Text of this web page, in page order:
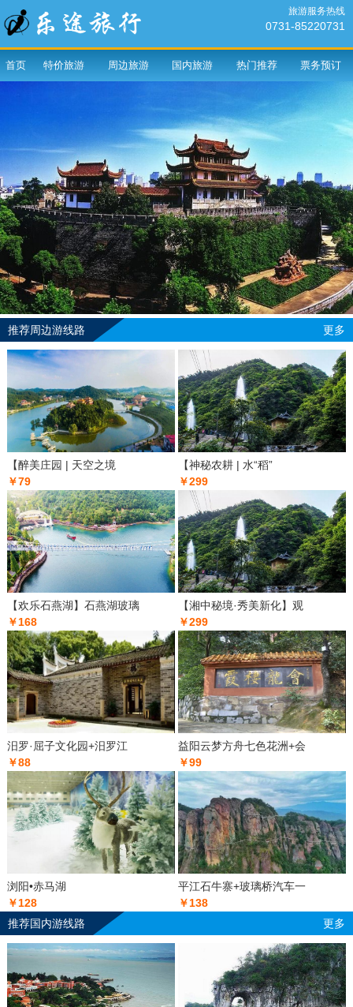
旅游服务热线
0731-85220731
首页 特价旅游 周边旅游 国内旅游 热门推荐 票务预订
推荐周边游线路 更多
【醉美庄园 | 天空之境
￥79
【神秘农耕 | 水“稻”
￥299
【欢乐石燕湖】石燕湖玻璃
￥168
【湘中秘境·秀美新化】观
￥299
汨罗·屈子文化园+汨罗江
￥88
益阳云梦方舟七色花洲+会
￥99
浏阳•赤马湖
￥128
平江石牛寨+玻璃桥汽车一
￥138
推荐国内游线路
更多